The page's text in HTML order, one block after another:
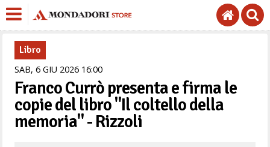
Libro
SAB,6 GIU 2026 1600
Franco Currò presenta e firma le
copie del libro "Il coltello della
memoria" - Rizzoli